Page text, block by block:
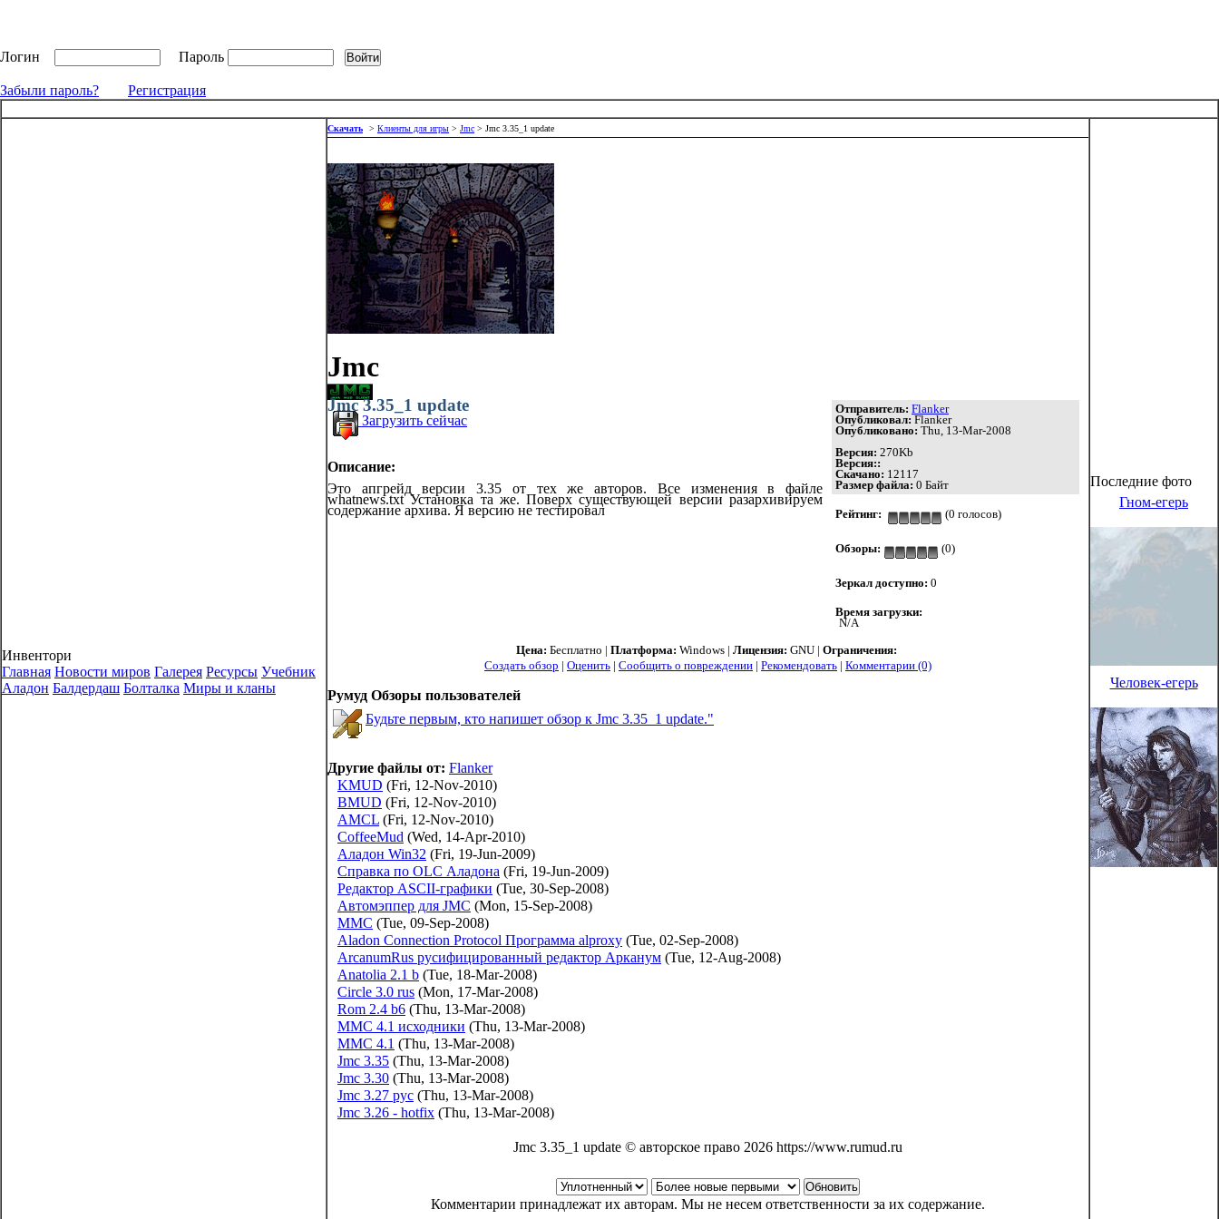
Логин Пароль
Забыли пароль? Регистрация
Инвентори
Главная Новости миров Галерея Ресурсы Учебник
Аладон Балдердаш Болталка Миры и кланы
Скачать > Клиенты для игры > Jmc > Jmc 3.35_1 update
Jmc
Jmc 3.35_1 update
Загрузить сейчас
Описание:
Это апгрейд версии 3.35 от тех же авторов. Все изменения в файле
whatnews.txt Установка та же. Поверх существующей версии разархивируем
содержание архива. Я версию не тестировал
Отправитель: Flanker
Опубликовал: Flanker
Опубликовано: Thu, 13-Mar-2008
Версия: 270Kb
Версия::
Скачано: 12117
Размер файла: 0 Байт
Рейтинг: (0 голосов)
Обзоры: (0)
Зеркал доступно: 0
Время загрузки:
N/A
Цена: Бесплатно | Платформа: Windows | Лицензия: GNU | Ограничения:
Создать обзор | Оценить | Сообщить о повреждении | Рекомендовать | Комментарии (0)
Румуд Обзоры пользователей
Будьте первым, кто напишет обзор к Jmc 3.35_1 update."
Другие файлы от: Flanker
KMUD (Fri, 12-Nov-2010)
BMUD (Fri, 12-Nov-2010)
AMCL (Fri, 12-Nov-2010)
CoffeeMud (Wed, 14-Apr-2010)
Аладон Win32 (Fri, 19-Jun-2009)
Справка по OLC Аладона (Fri, 19-Jun-2009)
Редактор ASCII-графики (Tue, 30-Sep-2008)
Автомэппер для JMC (Mon, 15-Sep-2008)
MMC (Tue, 09-Sep-2008)
Aladon Connection Protocol Программа alproxy (Tue, 02-Sep-2008)
ArcanumRus русифицированный редактор Арканум (Tue, 12-Aug-2008)
Anatolia 2.1 b (Tue, 18-Mar-2008)
Circle 3.0 rus (Mon, 17-Mar-2008)
Rom 2.4 b6 (Thu, 13-Mar-2008)
MMC 4.1 исходники (Thu, 13-Mar-2008)
MMC 4.1 (Thu, 13-Mar-2008)
Jmc 3.35 (Thu, 13-Mar-2008)
Jmc 3.30 (Thu, 13-Mar-2008)
Jmc 3.27 рус (Thu, 13-Mar-2008)
Jmc 3.26 - hotfix (Thu, 13-Mar-2008)
Jmc 3.35_1 update © авторское право 2026 https://www.rumud.ru
Комментарии принадлежат их авторам. Мы не несем ответственности за их содержание.
Последние фото
Гном-егерь
Человек-егерь